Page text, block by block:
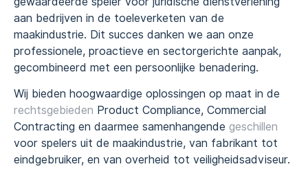
aan bedrijven in de toeleverketen van de
maakindustrie. Dit succes danken we aan onze
professionele, proactieve en sectorgerichte aanpak,
gecombineerd met een persoonlijke benadering.
Wij bieden hoogwaardige oplossingen op maat in de
rechtsgebieden Product Compliance, Commercial
Contracting en daarmee samenhangende geschillen
voor spelers uit de maakindustrie, van fabrikant tot
eindgebruiker, en van overheid tot veiligheidsadviseur.